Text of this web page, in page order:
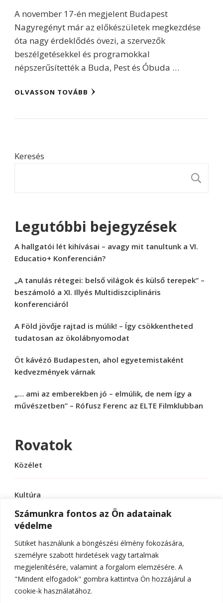
Számunkra fontos az Ön adatainak
védelme
Sütiket használunk a böngészési élmény fokozására,
személyre szabott hirdetések vagy tartalmak
megjelenítésére, valamint a forgalom elemzésére. A
"Mindent elfogadok" gombra kattintva Ön hozzájárul a
cookie-k használatához.
A november 17-én megjelent Budapest
Nagyregényt már az előkészületek megkezdése
óta nagy érdeklődés övezi, a szervezők
beszélgetésekkel és programokkal
népszerűsítették a Buda, Pest és Óbuda …
OLVASSON TOVÁBB
Keresés
Legutóbbi bejegyzések
A hallgatói lét kihívásai – avagy mit tanultunk a VI.
Educatio+ Konferencián?
„A tanulás rétegei: belső világok és külső terepek” –
beszámoló a XI. Illyés Multidiszciplináris
konferenciáról
A Föld jövője rajtad is múlik! – Így csökkentheted
tudatosan az ökolábnyomodat
Öt kávézó Budapesten, ahol egyetemistaként
kedvezmények várnak
„… ami az emberekben jó – elmúlik, de nem így a
művészetben” – Rófusz Ferenc az ELTE Filmklubban
Rovatok
Közélet
Kultúra
Sport
Tudomány